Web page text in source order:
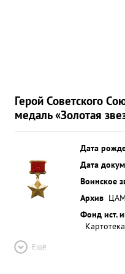
Герой Советского
медаль «Золотая
Дата
Дата
Воинское
Архив
Фонд ист.
Ещё